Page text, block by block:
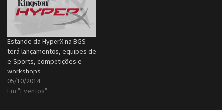
Estande da HyperX na BGS
terá lançamentos, equipes de
e-Sports, competições e
workshops
05/10/2014
Em "Eventos"